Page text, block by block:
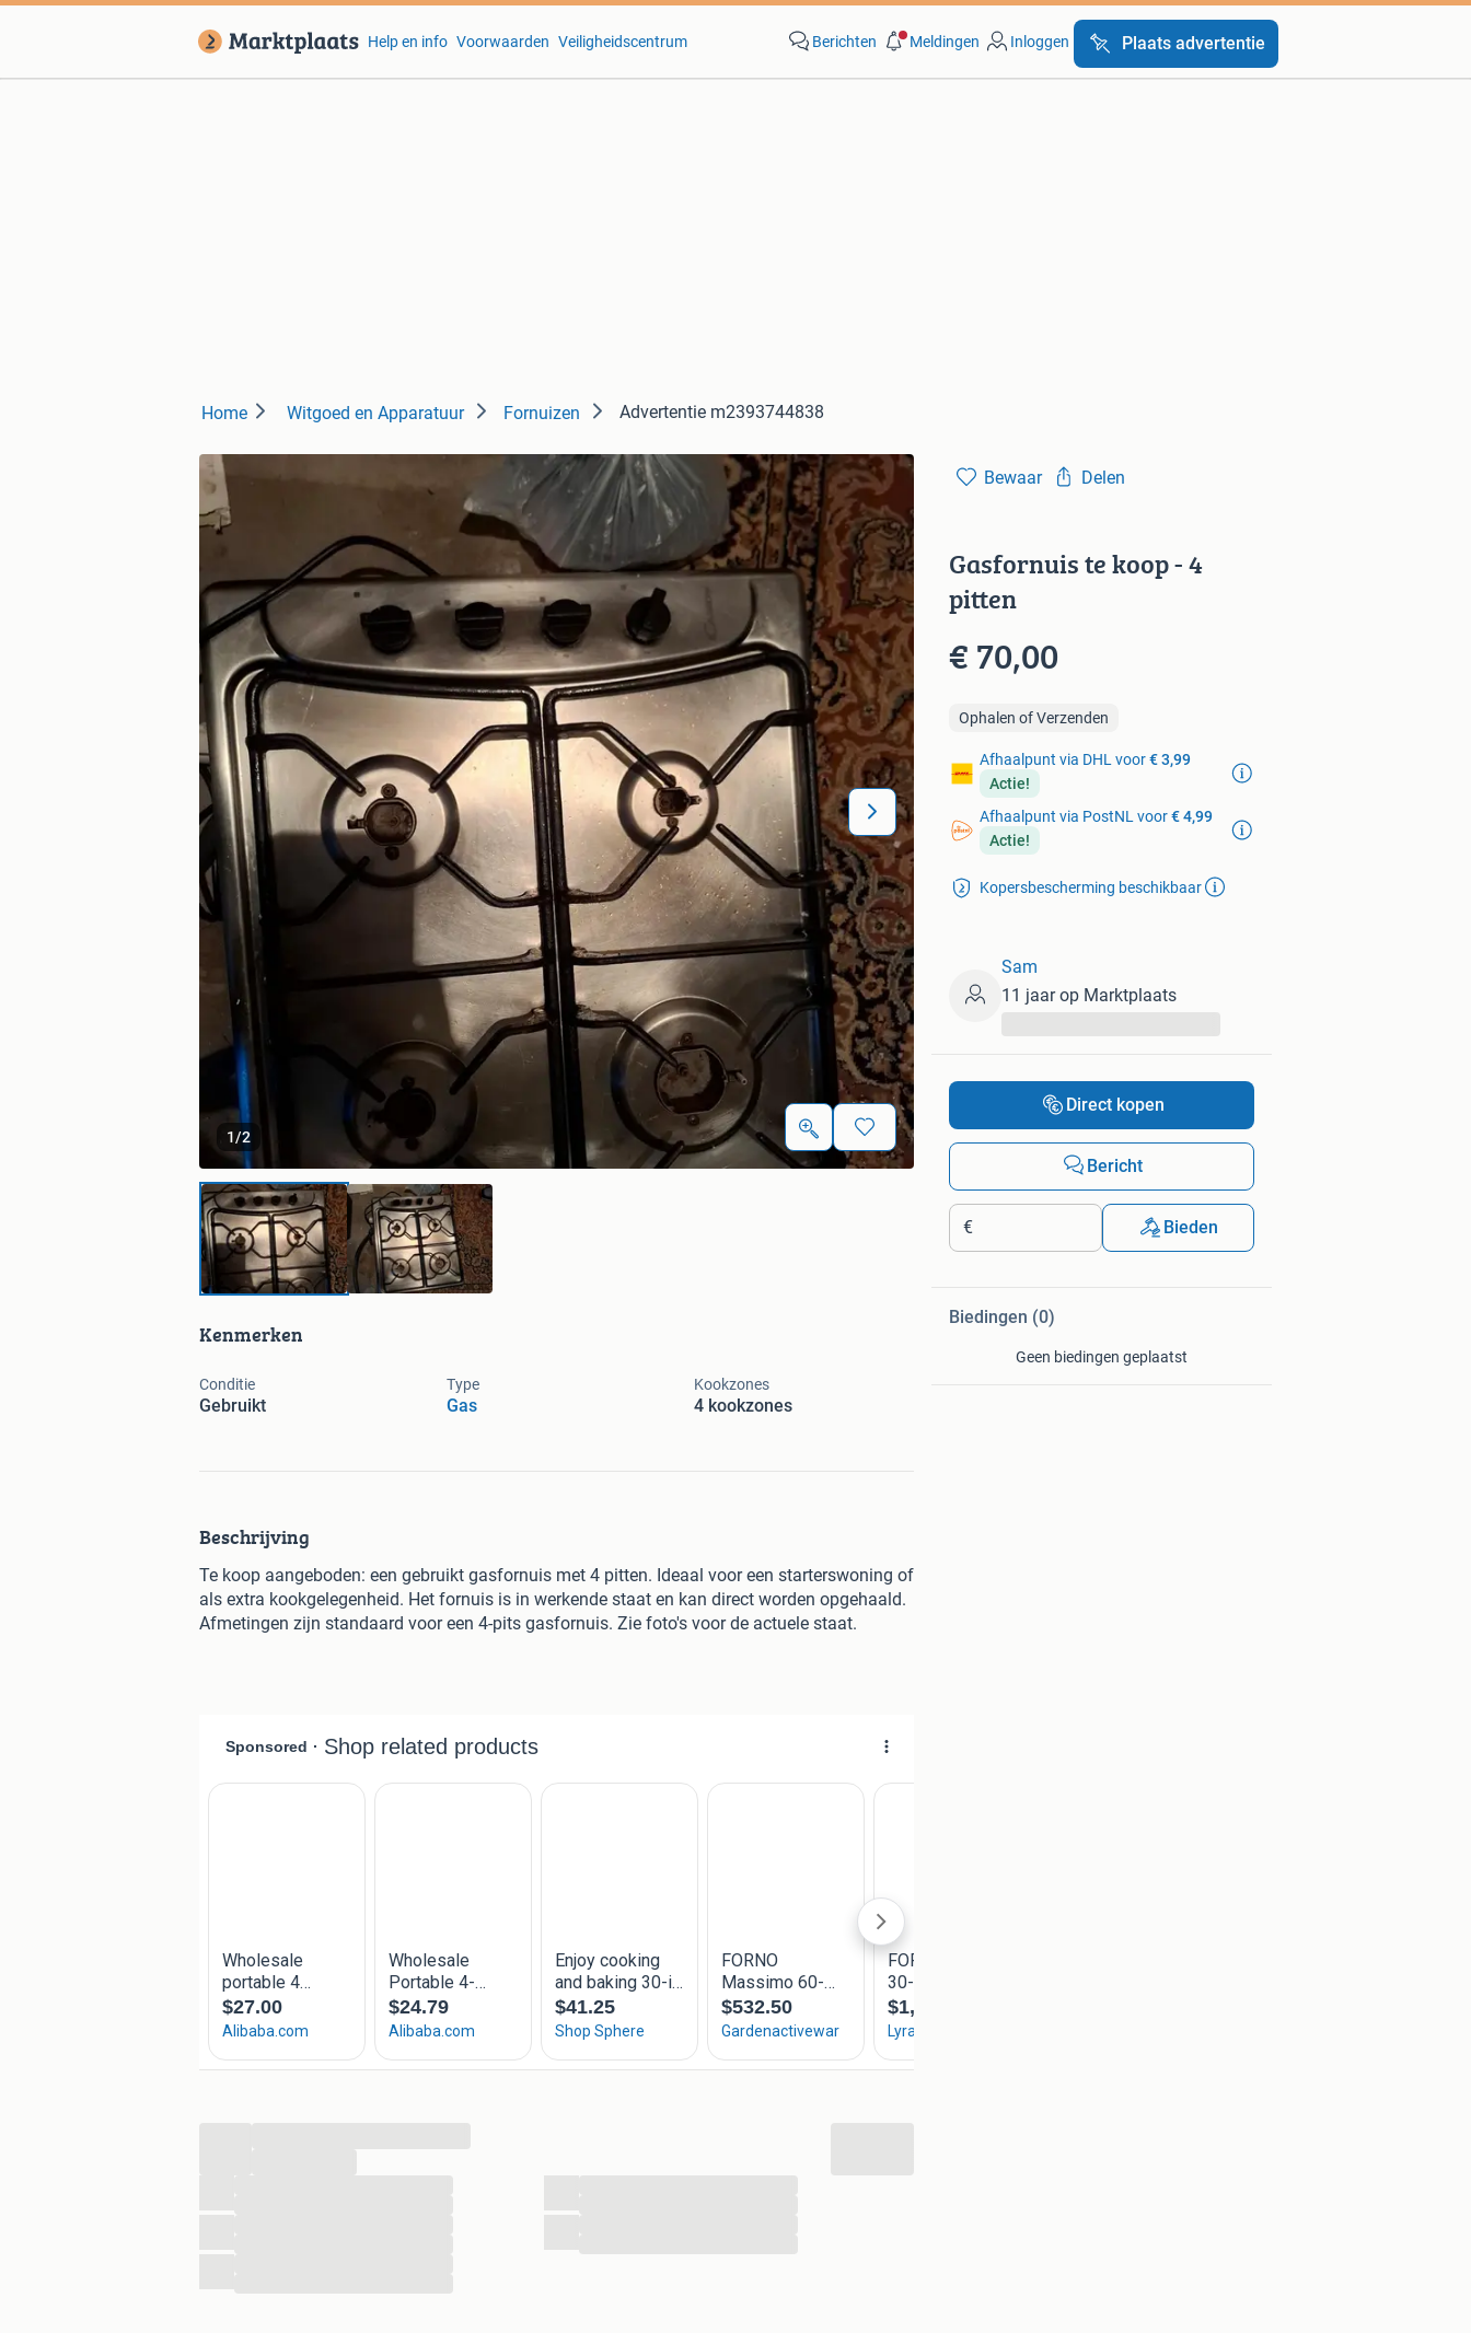
Help en info Voorwaarden Veiligheidscentrum Berichten Meldingen Inloggen Plaats advertentie
Home Witgoed en Apparatuur Fornuizen Advertentie m2393744838
1/2
Kenmerken
Conditie
Gebruikt
Type
Gas
Kookzones
4 kookzones
Beschrijving
Te koop aangeboden: een gebruikt gasfornuis met 4 pitten. Ideaal voor een starterswoning of
als extra kookgelegenheid. Het fornuis is in werkende staat en kan direct worden opgehaald.
Afmetingen zijn standaard voor een 4-pits gasfornuis. Zie foto's voor de actuele staat.
Bewaar Delen
Gasfornuis te koop - 4
pitten
€ 70,00
Ophalen of Verzenden
Afhaalpunt via DHL voor€ 3,99
Actie!
Afhaalpunt via PostNL voor€ 4,99
Actie!
Kopersbescherming beschikbaar
Sam
11 jaar op Marktplaats
Direct kopen
Bericht
€ Bieden
Biedingen (0)
Geen biedingen geplaatst